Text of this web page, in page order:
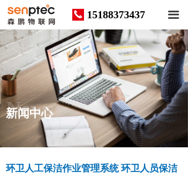
끀
끅 15188373437
环卫人工保洁作业管理系统 环卫人员保洁
News
新闻中心